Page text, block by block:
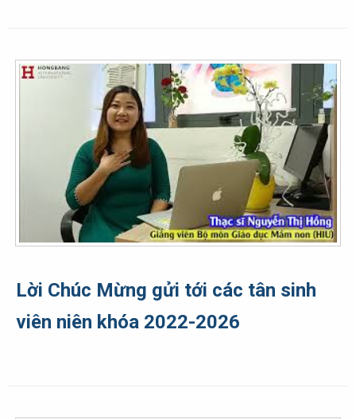
Lời Chúc Mừng gửi tới các tân sinh
viên niên khóa 2022-2026